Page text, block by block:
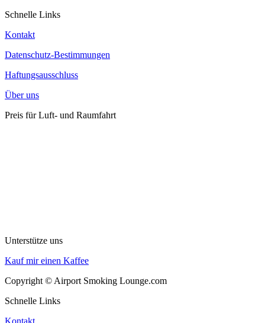
Schnelle Links
Kontakt
Datenschutz-Bestimmungen
Haftungsausschluss
Über uns
Preis für Luft- und Raumfahrt
Unterstütze uns
Kauf mir einen Kaffee
Copyright © Airport Smoking Lounge.com
Schnelle Links
Kontakt